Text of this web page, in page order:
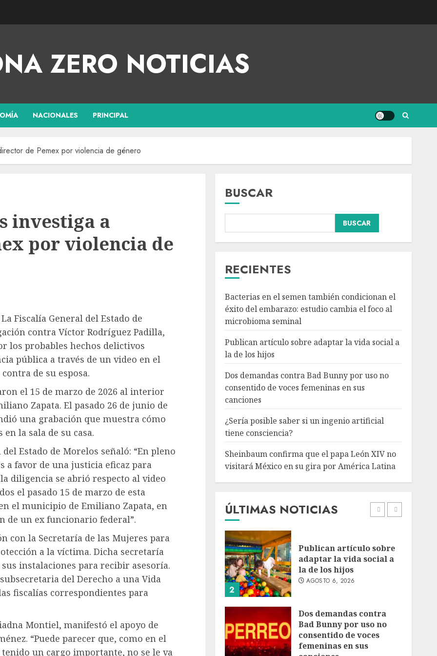
ZERO NOTICIAS
NACIONALES PRINCIPAL
de Pemex por violencia de género
investiga a
por violencia de
Fiscalía General del Estado de
contra Víctor Rodríguez Padilla,
los probables hechos delictivos
pública a través de un video en el
de su esposa.
el 15 de marzo de 2026 al interior
Zapata. El pasado 26 de junio de
una grabación que muestra cómo
la sala de su casa.
Estado de Morelos señaló: “En pleno
a favor de una justicia eficaz para
diligencia se abrió respecto al video
el pasado 15 de marzo de esta
el municipio de Emiliano Zapata, en
de un ex funcionario federal”.
la Secretaría de las Mujeres para
a la víctima. Dicha secretaría
instalaciones para recibir asesoría.
del Derecho a una Vida
fiscalías correspondientes para
Montiel, manifestó el apoyo de
“Puede parecer que, como en el
un cargo importante, no se le va
BUSCAR
BUSCAR
RECIENTES
Bacterias en el semen también condicionan el
éxito del embarazo: estudio cambia el foco al
microbioma seminal
Publican artículo sobre adaptar la vida social a
la de los hijos
Dos demandas contra Bad Bunny por uso no
consentido de voces femeninas en sus
canciones
¿Sería posible saber si un ingenio artificial
tiene consciencia?
Sheinbaum confirma que el papa León XIV no
visitará México en su gira por América Latina
ÚLTIMAS NOTICIAS
Dos demandas contra
Bad Bunny por uso no
4
¿Sería posible saber si un
ingenio artificial tiene
consciencia?
5
Sheinbaum confirma que
visitará México en su
gira por América Latina
1
Bacterias en el semen
también condicionan el
éxito del embarazo:
microbioma seminal
AGOSTO 6, 2026
2
Publican artículo sobre
adaptar la vida social a
la de los hijos
AGOSTO 6, 2026
Dos demandas contra
Bad Bunny por uso no
consentido de voces
femeninas en sus